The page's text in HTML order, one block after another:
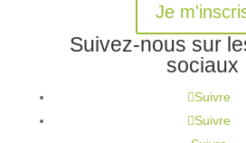
Je
Suivez-nous sur
sociaux
Suivre
Suivre